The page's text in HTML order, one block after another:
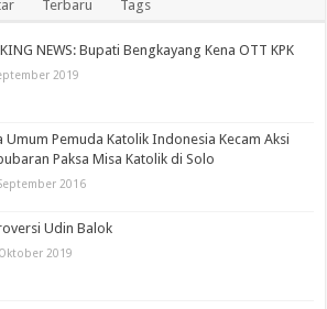
Terbaru Tags
NEWS: Bupati Bengkayang Kena OTT KPK
2019
Umum Pemuda Katolik Indonesia Kecam Aksi
Paksa Misa Katolik di Solo
2016
Udin Balok
2019